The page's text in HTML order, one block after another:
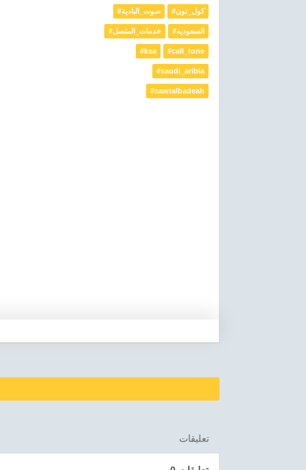
#صوت_البادية #كول_تون
#خدمات_المتصل #السعوديه
#ksa #call_tone
#saudi_aribia
#sawtalbadeah
تعليقات